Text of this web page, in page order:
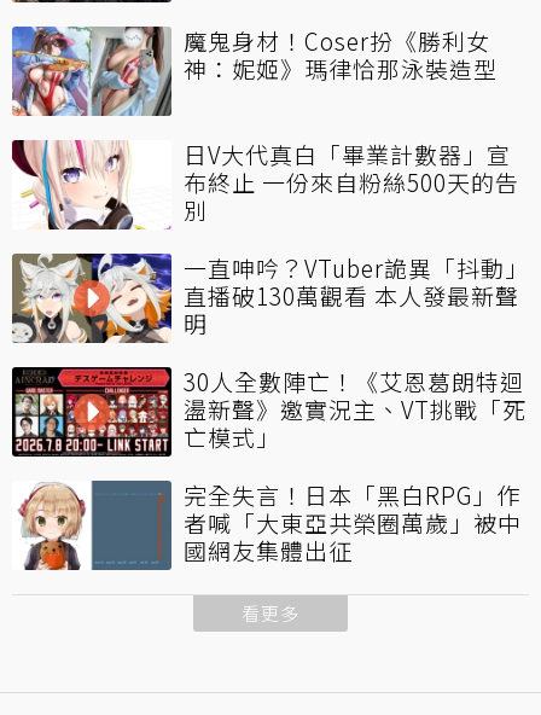
魔鬼身材！Coser扮《勝利女
神：妮姬》瑪律恰那泳裝造型
日V大代真白「畢業計數器」宣
布終止 一份來自粉絲500天的告
別
一直呻吟？VTuber詭異「抖動」
直播破130萬觀看 本人發最新聲
明
30人全數陣亡！《艾恩葛朗特迴
盪新聲》邀實況主、VT挑戰「死
亡模式」
完全失言！日本「黑白RPG」作
者喊「大東亞共榮圈萬歲」被中
國網友集體出征
看更多